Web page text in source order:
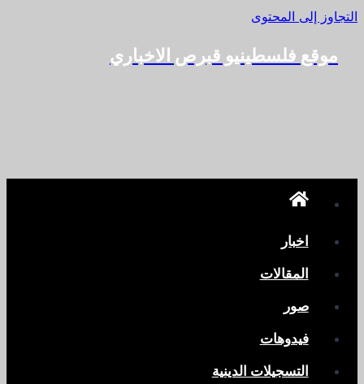
التجاوز إلى المحتوى
موقع فلسطينيو قبرص الاخباري
اخبار
المقالات
صور
فيدوهات
التسجيلات الدينية